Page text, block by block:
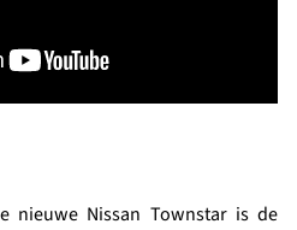
nieuwe Nissan Townstar is de